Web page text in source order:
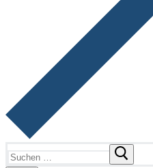
nach: